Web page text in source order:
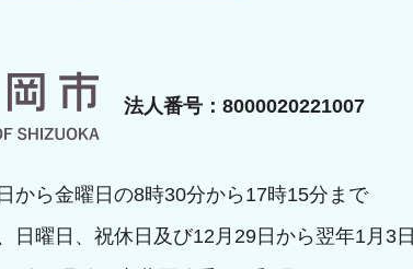
法人番号：8000020221007
から金曜日の8時30分から17時15分まで
日曜日、祝休日及び12月29日から翌年1月3日